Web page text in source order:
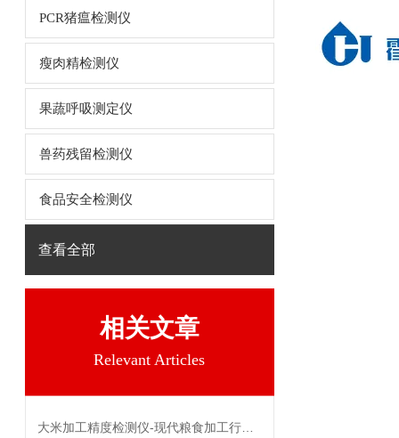
PCR猪瘟检测仪
瘦肉精检测仪
果蔬呼吸测定仪
兽药残留检测仪
食品安全检测仪
查看全部
相关文章
Relevant Articles